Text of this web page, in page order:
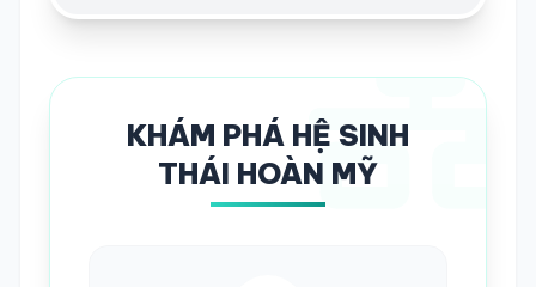
KHÁM PHÁ HỆ SINH
THÁI HOÀN MỸ